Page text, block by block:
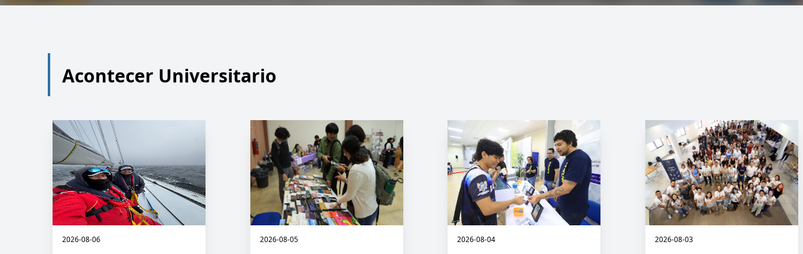
Acontecer Universitario
2026-08-06 2026-08-05 2026-08-04 2026-08-03